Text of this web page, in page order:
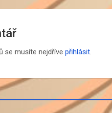
se musíte nejdříve přihlásit.